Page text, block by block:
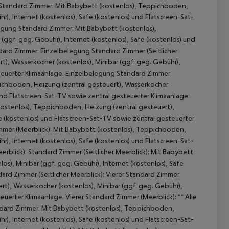
Zimmer: Mit Babybett (kostenlos), Teppichboden,
Internet (kostenlos), Safe (kostenlos) und Flatscreen-Sat-
Standard Zimmer: Mit Babybett (kostenlos),
geg. Gebühr), Internet (kostenlos), Safe (kostenlos) und
Zimmer: Einzelbelegung Standard Zimmer (Seitlicher
Wasserkocher (kostenlos), Minibar (ggf. geg. Gebühr),
Klimaanlage. Einzelbelegung Standard Zimmer
Heizung (zentral gesteuert), Wasserkocher
Flatscreen-Sat-TV sowie zentral gesteuerter Klimaanlage.
Teppichboden, Heizung (zentral gesteuert),
und Flatscreen-Sat-TV sowie zentral gesteuerter
(Meerblick): Mit Babybett (kostenlos), Teppichboden,
Internet (kostenlos), Safe (kostenlos) und Flatscreen-Sat-
Standard Zimmer (Seitlicher Meerblick): Mit Babybett
Minibar (ggf. geg. Gebühr), Internet (kostenlos), Safe
Zimmer (Seitlicher Meerblick): Vierer Standard Zimmer
Wasserkocher (kostenlos), Minibar (ggf. geg. Gebühr),
Klimaanlage. Vierer Standard Zimmer (Meerblick): ** Alle
Zimmer: Mit Babybett (kostenlos), Teppichboden,
Internet (kostenlos), Safe (kostenlos) und Flatscreen-Sat-